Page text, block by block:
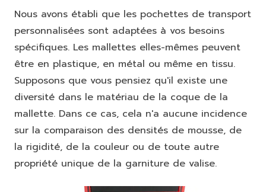
Nous avons établi que les pochettes de transport
personnalisées sont adaptées à vos besoins
spécifiques. Les mallettes elles-mêmes peuvent
être en plastique, en métal ou même en tissu.
Supposons que vous pensiez qu'il existe une
diversité dans le matériau de la coque de la
mallette. Dans ce cas, cela n'a aucune incidence
sur la comparaison des densités de mousse, de
la rigidité, de la couleur ou de toute autre
propriété unique de la garniture de valise.